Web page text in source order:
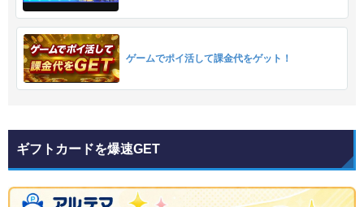
ゲームでポイ活して課金代をゲット！
ギフトカードを爆速GET